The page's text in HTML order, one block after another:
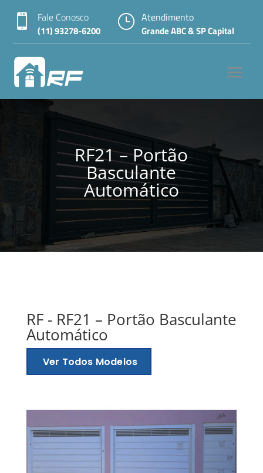
 Fale Conosco
(11) 93278-6200
} Atendimento
Grande ABC & SP Capital
RF21 – Portão
Basculante
Automático
RF - RF21 – Portão Basculante
Automático
Ver Todos Modelos